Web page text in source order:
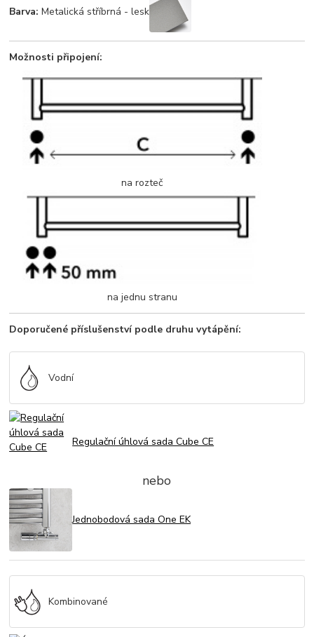
Barva: Metalická stříbrná - lesk
Možnosti připojení:
na rozteč
na jednu stranu
Doporučené příslušenství podle druhu vytápění:
Vodní
Regulační úhlová sada Cube CE
nebo
Jednobodová sada One EK
Kombinované